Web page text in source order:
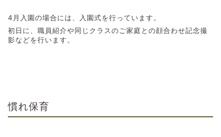
4月入園の場合には、入園式を行っています。
初日に、職員紹介や同じクラスのご家庭との顔合わせ記念撮
影などを行います。
慣れ保育